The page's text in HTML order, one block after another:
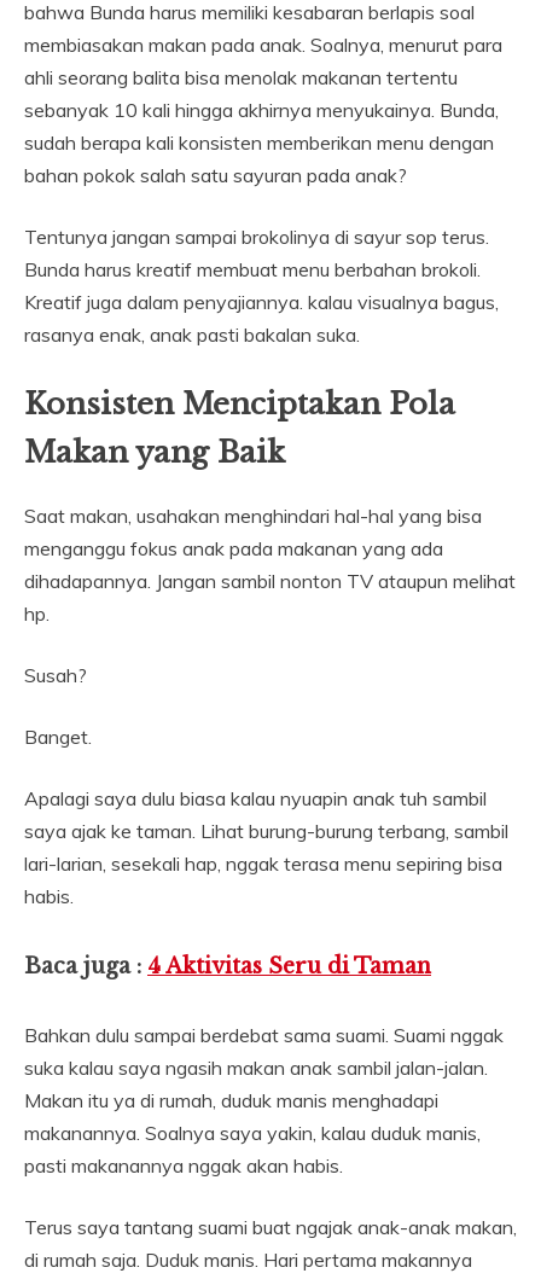
bahwa Bunda harus memiliki kesabaran berlapis soal
membiasakan makan pada anak. Soalnya, menurut para
ahli seorang balita bisa menolak makanan tertentu
sebanyak 10 kali hingga akhirnya menyukainya. Bunda,
sudah berapa kali konsisten memberikan menu dengan
bahan pokok salah satu sayuran pada anak?
Tentunya jangan sampai brokolinya di sayur sop terus.
Bunda harus kreatif membuat menu berbahan brokoli.
Kreatif juga dalam penyajiannya. kalau visualnya bagus,
rasanya enak, anak pasti bakalan suka.
Konsisten Menciptakan Pola
Makan yang Baik
Saat makan, usahakan menghindari hal-hal yang bisa
menganggu fokus anak pada makanan yang ada
dihadapannya. Jangan sambil nonton TV ataupun melihat
hp.
Susah?
Banget.
Apalagi saya dulu biasa kalau nyuapin anak tuh sambil
saya ajak ke taman. Lihat burung-burung terbang, sambil
lari-larian, sesekali hap, nggak terasa menu sepiring bisa
habis.
Baca juga : 4 Aktivitas Seru di Taman
Bahkan dulu sampai berdebat sama suami. Suami nggak
suka kalau saya ngasih makan anak sambil jalan-jalan.
Makan itu ya di rumah, duduk manis menghadapi
makanannya. Soalnya saya yakin, kalau duduk manis,
pasti makanannya nggak akan habis.
Terus saya tantang suami buat ngajak anak-anak makan,
di rumah saja. Duduk manis. Hari pertama makannya